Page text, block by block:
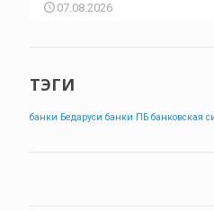
07.08.2026
ТЭГИ
банки Бедаруси банки ПБ банковская